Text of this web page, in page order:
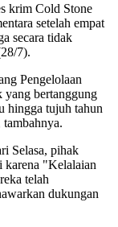
krim Cold Stone
setelah empat
secara tidak
7).
Pengelolaan
yang bertanggung
hingga tujuh tahun
Selasa, pihak
karena "Kelalaian
telah
dukungan